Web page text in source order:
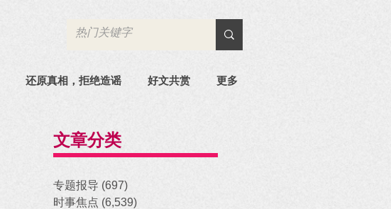
还原真相，拒绝造谣 好文共赏 更多
文章分类
专题报导 (697)
时事焦点 (6,539)